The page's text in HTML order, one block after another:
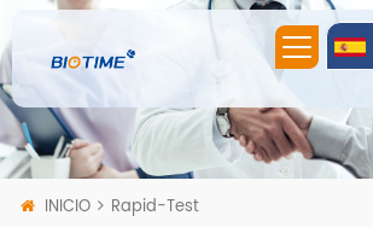
INICIO Rapid-Test